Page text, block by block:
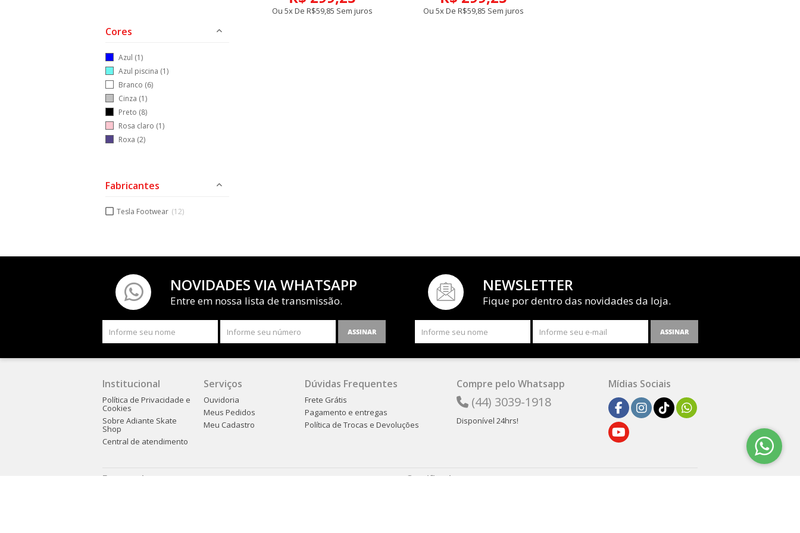
Cores
Azul (1)
Azul piscina (1)
Branco (6)
Cinza (1)
Preto (8)
Rosa claro (1)
Roxa (2)
Fabricantes
Tesla Footwear (12)
Ou 5x DeR$59,85 Sem juros Ou 5x DeR$59,85 Sem juros
NOVIDADES VIA WHATSAPP
Entre em nossa lista de transmissão.
ASSINAR
NEWSLETTER
Fique por dentro das novidades da loja.
ASSINAR
Institucional
Política de Privacidade e
Cookies
Sobre Adiante Skate
Shop
Central de atendimento
Serviços
Ouvidoria
Meus Pedidos
Meu Cadastro
Dúvidas Frequentes
Frete Grátis
Pagamento e entregas
Política de Trocas e Devoluções
Compre pelo Whatsapp
(44) 3039-1918
Disponível 24hrs!
Mídias Sociais
Formas de pagamento Certificados